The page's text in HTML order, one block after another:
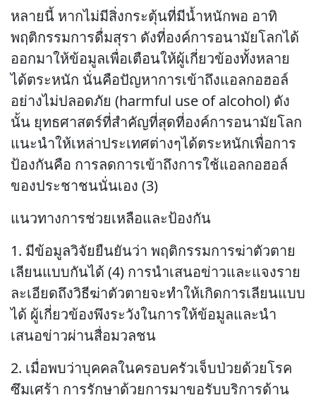
หลายนี้ หากไม่มีสิ่งกระตุ้นที่มีน้ำหนักพอ อาทิ
พฤติกรรมการดื่มสุรา ดังที่องค์การอนามัยโลกได้
ออกมาให้ข้อมูลเพื่อเตือนให้ผู้เกี่ยวข้องทั้งหลาย
ได้ตระหนัก นั่นคือปัญหาการเข้าถึงแอลกอฮอล์
อย่างไม่ปลอดภัย (harmful use of alcohol) ดัง
นั้น ยุทธศาสตร์ที่สำคัญที่สุดที่องค์การอนามัยโลก
แนะนำให้เหล่าประเทศต่างๆได้ตระหนักเพื่อการ
ป้องกันคือ การลดการเข้าถึงการใช้แอลกอฮอล์
ของประชาชนนั่นเอง (3)
แนวทางการช่วยเหลือและป้องกัน
1. มีข้อมูลวิจัยยืนยันว่า พฤติกรรมการฆ่าตัวตาย
เลียนแบบกันได้ (4) การนำเสนอข่าวและแจงราย
ละเอียดถึงวิธีฆ่าตัวตายจะทำให้เกิดการเลียนแบบ
ได้ ผู้เกี่ยวข้องพึงระวังในการให้ข้อมูลและนำ
เสนอข่าวผ่านสื่อมวลชน
2. เมื่อพบว่าบุคคลในครอบครัวเจ็บป่วยด้วยโรค
ซึมเศร้า การรักษาด้วยการมาขอรับบริการด้าน